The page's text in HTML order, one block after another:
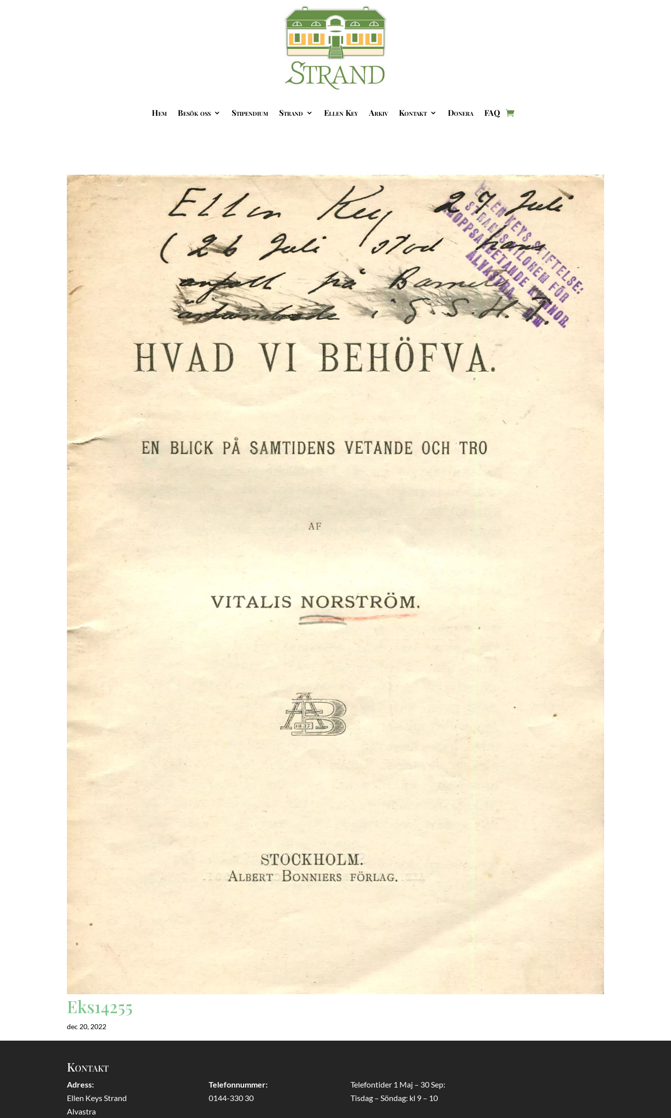
Hem Besök oss Stipendium Strand Ellen Key Arkiv Kontakt Donera FAQ
Eks14255
dec 20, 2022
Kontakt
Adress:
Ellen Keys Strand
Alvastra
Telefonnummer:
0144-330 30
Telefontider 1 Maj – 30 Sep:
Tisdag – Söndag: kl 9 – 10